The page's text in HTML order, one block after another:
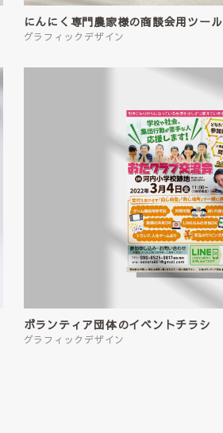
にんにく専門農家様の商談会用ツール
グラフィックデザイン
ボランティア団体のイベントチラシ
グラフィックデザイン